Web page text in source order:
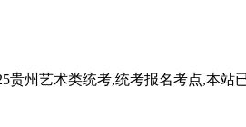
州艺术类统考,统考报名考点,本